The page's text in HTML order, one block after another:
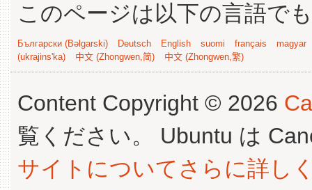
このページは以下の言語で
Български (Bəlgarski) Deutsch English suomi français
magyar
(ukrajins'ka)
中文 (Zhongwen,简) 中文 (Zhongwen,繁)
Content Copyright © 2026
覧ください。 Ubuntu は
サイトについてさらに詳し